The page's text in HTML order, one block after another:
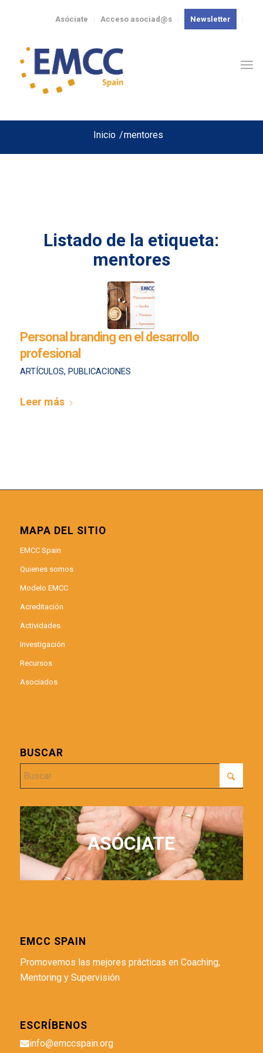
Newsletter
Acceso asociad@s
Asóciate
Inicio /mentores
Listado de la etiqueta:
mentores
Personal branding en el desarrollo
profesional
ARTÍCULOS, PUBLICACIONES
Leer más
MAPA DEL SITIO
EMCC Spain
Quienes somos
Modelo EMCC
Acreditación
Actividades
Investigación
Recursos
Asociados
BUSCAR
ASÓCIATE
EMCC SPAIN
Promovemos las mejores prácticas en Coaching,
Mentoring y Supervisión
ESCRÍBENOS
info@emccspain.org